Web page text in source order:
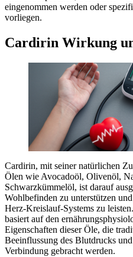
eingenommen werden oder
vorliegen.
Cardirin Wirkung
Cardirin, mit seiner natürlichen
Ölen wie Avocadoöl, Olivenöl,
Schwarzkümmelöl, ist darauf
Wohlbefinden zu unterstützen
Herz-Kreislauf-Systems zu
basiert auf den
Eigenschaften dieser Öle, die
Beeinflussung des Blutdrucks
Verbindung gebracht werden.